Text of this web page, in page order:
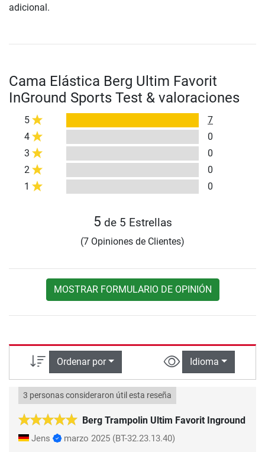
adicional.
Cama Elástica Berg Ultim Favorit
InGround Sports Test & valoraciones
5
7
4
0
3
0
2
0
1
0
5 de 5 Estrellas
(7 Opiniones de Clientes)
MOSTRAR FORMULARIO DE OPINIÓN
Ordenar por Idioma
Berg Trampolin Ultim Favorit Inground
3 personas consideraron útil esta reseña
Jens marzo 2025 (BT-32.23.13.40)